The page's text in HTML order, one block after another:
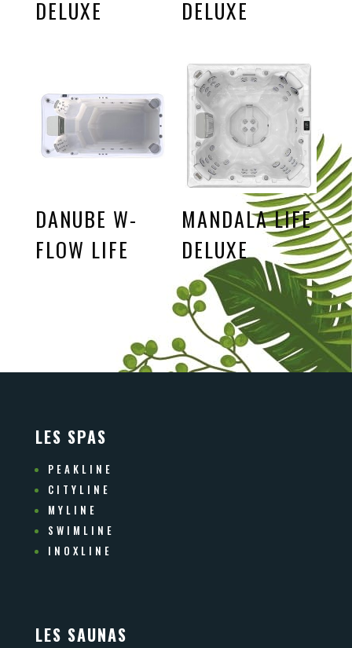
DELUXE
DELUXE
DANUBE W-
FLOW LIFE
MANDALA LIFE
DELUXE
LES SPAS
PEAKLINE
CITYLINE
MYLINE
SWIMLINE
INOXLINE
LES SAUNAS